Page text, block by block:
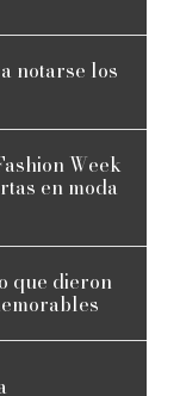
notarse los
Week
en moda
que dieron